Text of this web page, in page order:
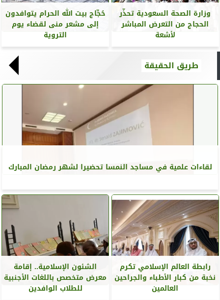
وزارة الصحة السعودية تحذّر
الحجاج من التعرض المباشر
لأشعة
حُجِّاج بيت الله الحرام يتوافدون
إلى مشعر منى لقضاء يوم
التروية
طريق الحقيقة
لقاءات علمية في مساجد النمسا تحضيرا لشهر رمضان المبارك
رابطة العالم الإسلامي تكرم
نخبة من كبار الأطباء والجراحين
العالمين
الشئون الإسلامية.. إقامة
معرض متخصص باللغات الأجنبية
للطلاب الوافدين